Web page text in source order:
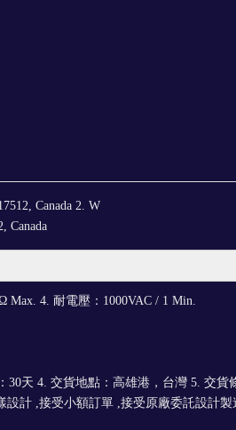
Canada 2. W
Canada
Max. 4. 耐電壓：1000VAC / 1 Min.
30天 4. 交貨地點：高雄港，台灣 5. 交貨
計 ,接受小額訂單 ,接受原廠委託設計製